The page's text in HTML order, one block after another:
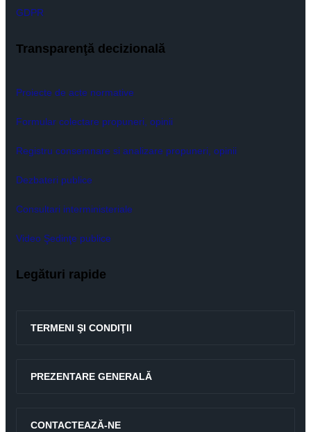
GDPR
Transparenţă decizională
Proiecte de acte normative
Formular colectare propuneri, opinii
Registru consemnare si analizare propuneri, opinii
Dezbateri publice
Consultari interministeriale
Video Şedinţe publice
Legături rapide
TERMENI ŞI CONDIŢII
PREZENTARE GENERALĂ
CONTACTEAZĂ-NE